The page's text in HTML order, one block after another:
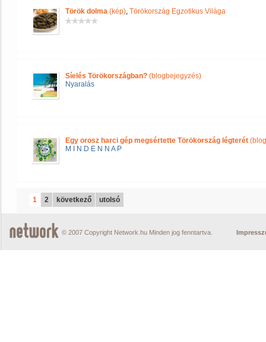
Török dolma (kép), Törökország Egzotikus Világa
Síelés Törökországban? (blogbejegyzés)
Nyaralás
Egy orosz harci gép megsértette Törökország légterét
M I N D E N N A P
1 2 következő utolsó
© 2007 Copyright Network.hu Minden jog fenntartva.